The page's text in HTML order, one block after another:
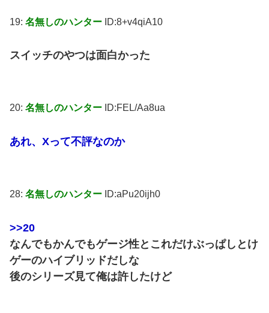
19: 名無しのハンター ID:8+v4qiA10
スイッチのやつは面白かった
20: 名無しのハンター ID:FEL/Aa8ua
あれ、Xって不評なのか
28: 名無しのハンター ID:aPu20ijh0
>>20
なんでもかんでもゲージ性とこれだけぶっぱしとけ
ゲーのハイブリッドだしな
後のシリーズ見て俺は許したけど